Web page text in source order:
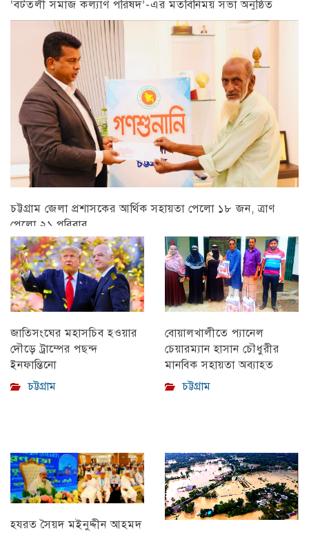
‘বটতলী সমাজ কল্যাণ পরিষদ’-এর মতবিনিময় সভা অনুষ্ঠিত
চট্টগ্রাম
চট্টগ্রাম জেলা প্রশাসকের আর্থিক সহায়তা পেলো ১৮ জন, ত্রাণ
পেলো ২১ পরিবার
চট্টগ্রাম
জাতিসংঘের মহাসচিব হওয়ার
দৌড়ে ট্রাম্পের পছন্দ
ইনফান্তিনো
চট্টগ্রাম
বোয়ালখালীতে প্যানেল
চেয়ারম্যান হাসান চৌধুরীর
মানবিক সহায়তা অব্যাহত
চট্টগ্রাম
হযরত সৈয়দ মইনুদ্দীন আহমদ